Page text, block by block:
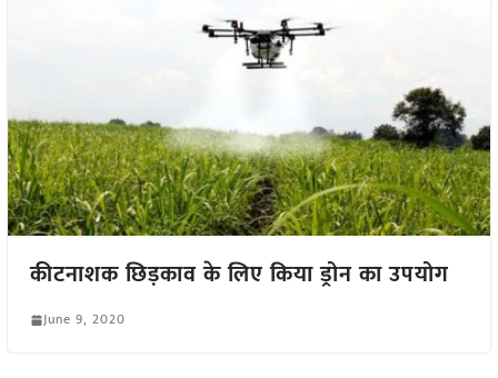
कीटनाशक छिड़काव के लिए किया ड्रोन का उपयोग
June 9, 2020